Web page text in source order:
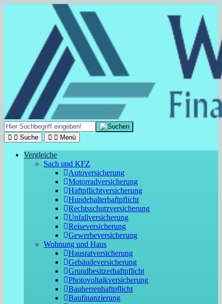
Suche Menü
Vergleiche
Sach und KFZ
Autoversicherung
Motorradversicherung
Haftpflichtversicherung
Hundehalterhaftpflicht
Rechtsschutzversicherung
Unfallversicherung
Reiseversicherung
Gewerbeversicherung
Wohnung und Haus
Hausratversicherung
Gebäudeversicherung
Grundbesitzerhaftpflicht
Photovoltaikversicherung
Bauherrenhaftpflicht
Baufinanzierung